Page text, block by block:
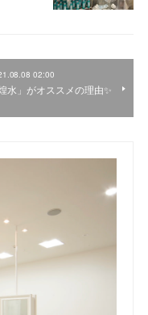
02:00
煌水」がオススメの理由✨